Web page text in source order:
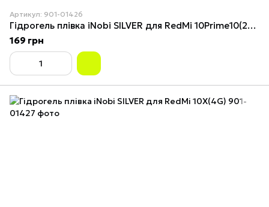
Артикул: 901-01426
Гідрогель плівка iNobi SILVER для RedMi 10Prime10(2022)
169 грн